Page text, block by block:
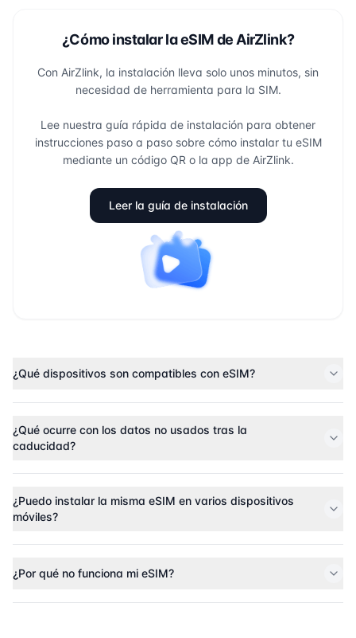
¿Cómo instalar la eSIM de AirZlink?
Con AirZlink, la instalación lleva solo unos minutos, sin
necesidad de herramienta para la SIM.
Lee nuestra guía rápida de instalación para obtener
instrucciones paso a paso sobre cómo instalar tu eSIM
mediante un código QR o la app de AirZlink.
Leer la guía de instalación
¿Qué dispositivos son compatibles con eSIM?
¿Qué ocurre con los datos no usados tras la
caducidad?
¿Puedo instalar la misma eSIM en varios dispositivos
móviles?
¿Por qué no funciona mi eSIM?